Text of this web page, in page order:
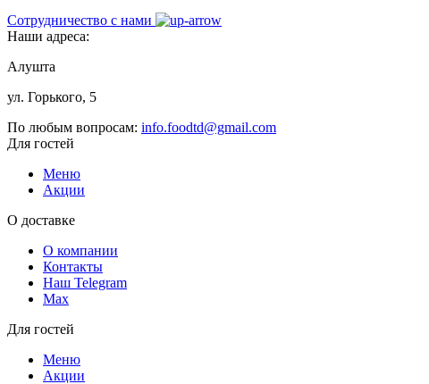
Сотрудничество с нами
Наши адреса:
Алушта
ул. Горького, 5
По любым вопросам: info.foodtd@gmail.com
Для гостей
Меню
Акции
О доставке
О компании
Контакты
Наш Telegram
Мах
Для гостей
Меню
Акции